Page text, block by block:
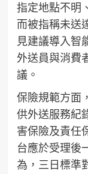
指定地點不明
而被指稱未送
見建議導入智
外送員與消費
議。
保險規範方面
供外送服務紀
害保險及責任
台應於受理後
為，三日標準